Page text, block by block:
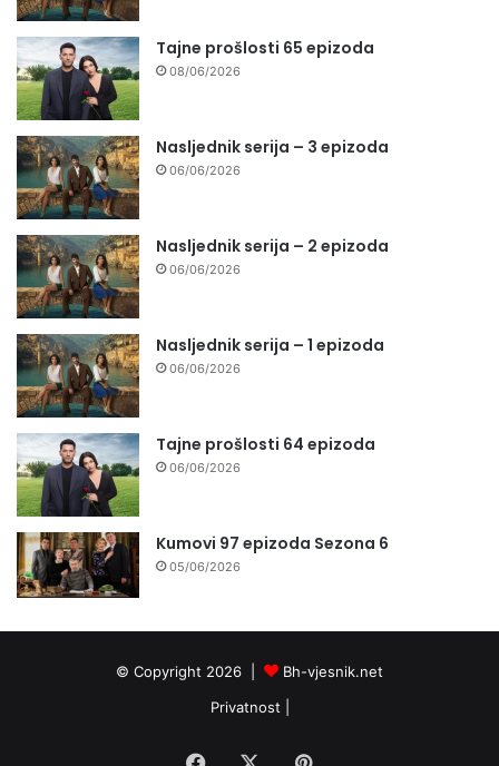
Tajne prošlosti 65 epizoda
08/06/2026
Nasljednik serija – 3 epizoda
06/06/2026
Nasljednik serija – 2 epizoda
06/06/2026
Nasljednik serija – 1 epizoda
06/06/2026
Tajne prošlosti 64 epizoda
06/06/2026
Kumovi 97 epizoda Sezona 6
05/06/2026
© Copyright 2026 |
Bh-vjesnik.net
Privatnost
Facebook Pinterest